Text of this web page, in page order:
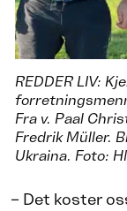
REDDER LIV:
Fra v. Paal
Fredrik Müller.
Ukraina. Foto:
– Det koster